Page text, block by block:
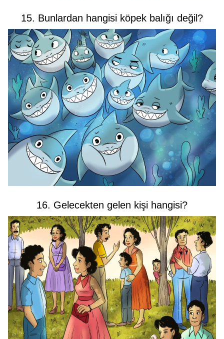
15. Bunlardan hangisi köpek balığı değil?
16. Gelecekten gelen kişi hangisi?